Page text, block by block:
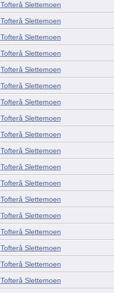
Tofterå Slettemoen
Tofterå Slettemoen
Tofterå Slettemoen
Tofterå Slettemoen
Tofterå Slettemoen
Tofterå Slettemoen
Tofterå Slettemoen
Tofterå Slettemoen
Tofterå Slettemoen
Tofterå Slettemoen
Tofterå Slettemoen
Tofterå Slettemoen
Tofterå Slettemoen
Tofterå Slettemoen
Tofterå Slettemoen
Tofterå Slettemoen
Tofterå Slettemoen
Tofterå Slettemoen